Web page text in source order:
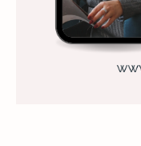
Doanh nghiệp
Đánh giá nhân viên